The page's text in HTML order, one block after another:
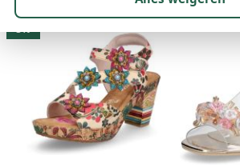
50 resultaten:
3%